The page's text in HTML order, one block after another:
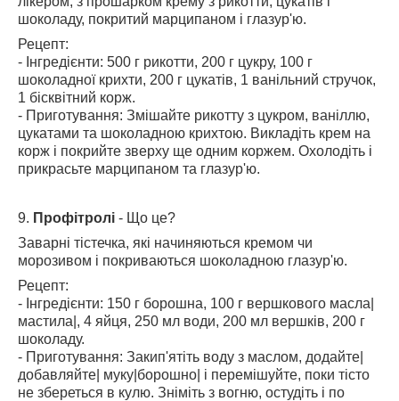
шоколаду, покритий марципаном і глазур'ю.
Рецепт:
- Інгредієнти: 500 г рикотти, 200 г цукру, 100 г
шоколадної крихти, 200 г цукатів, 1 ванільний стручок,
1 бісквітний корж.
- Приготування: Змішайте рикотту з цукром, ваніллю,
цукатами та шоколадною крихтою. Викладіть крем на
корж і покрийте зверху ще одним коржем. Охолодіть і
прикрасьте марципаном та глазур'ю.
9. Профітролі - Що це?
Заварні тістечка, які начиняються кремом чи
морозивом і покриваються шоколадною глазур'ю.
Рецепт:
- Інгредієнти: 150 г борошна, 100 г вершкового масла|
мастила|, 4 яйця, 250 мл води, 200 мл вершків, 200 г
шоколаду.
- Приготування: Закип'ятіть воду з маслом, додайте|
добавляйте| муку|борошно| і перемішуйте, поки тісто
не збереться в кулю. Зніміть з вогню, остудіть і по